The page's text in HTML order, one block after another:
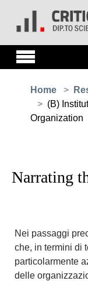
Home
(B)
Organization
Narrating
Nei passaggi
che, in termini di
particolarmente
delle